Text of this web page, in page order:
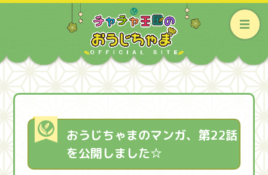
おうじちゃまのマンガ、第22話
を公開しました☆